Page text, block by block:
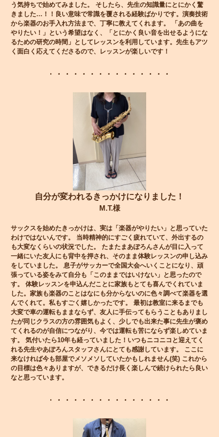
う気持ちで始めてみました。 そしたら、先生の知識量にとにかく驚
きました…！！良い意味で常識を覆される経験ばかりです。演奏技術
から楽器のお手入れ方法まで、丁寧に教えてくれます。 「あの曲を
やりたい！」という希望はなく、「とにかく良い音を出せるようにな
るための研究の時間」としてレッスンを利用しています。先生もアツ
く面白く応えてくださるので、レッスンが楽しいです！
自分が変われるきっかけになりました！
M.T.様
サックスを始めたきっかけは、実は「楽器がやりたい」と思っていた
わけではないんです。 当時精神的にすごく疲れていて、外出するの
も大変なくらいの状況でした。 たまたまあぽろんさんが目に入って
一緒にいた友人にも背中を押され、そのまま体験レッスンの申し込み
をしていました。 息子がサッカーで全国大会へいくことになり、頑
張っている姿をみて自分も「このままではいけない」と思ったので
す。 体験レッスンを申込んだことに家族もとても喜んでくれていま
した。家族も楽器のことはなにも分からないのに色々調べて楽器を選
んでくれて。私もすごく嬉しかったです。 最初は教室に来るまでも
大変で車の運転もままならず、友人に手伝ってもらうこともありまし
たが同じクラスの方の雰囲気もよく、少しでも出来た事に先生が褒め
てくれるのが自信につながり、今では運転も苦にならず楽しめていま
す。 気付いたら10年も経っていました！いつもニコニコと迎えてく
れる先生やあぽろんスタッフさんにとても感謝しています。 ここに
来なければ今も部屋でメソメソしていたかもしれません(笑) これから
の目標は色々ありますが、できるだけ長く楽しんで続けられたら良い
なと思っています。